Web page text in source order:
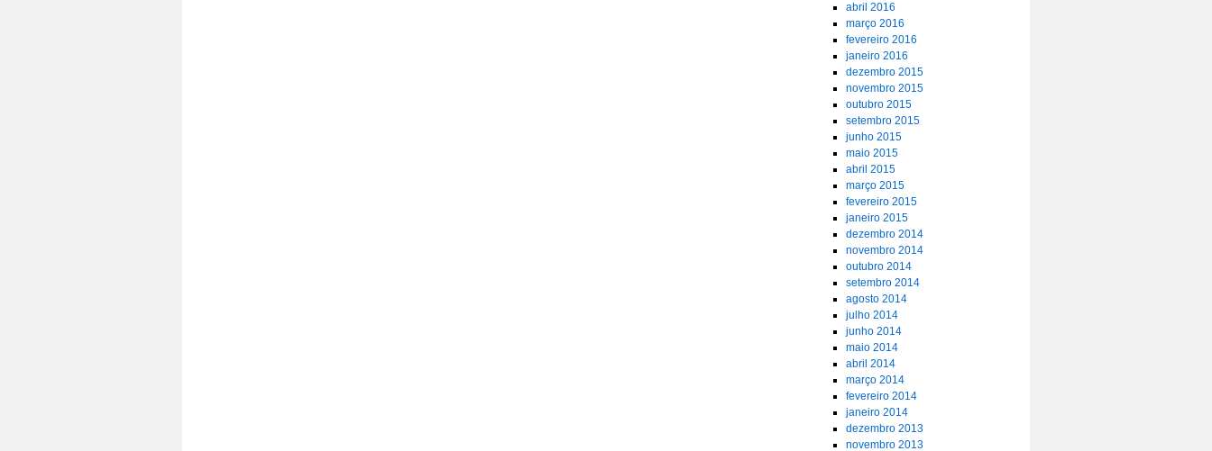
abril 2016
março 2016
fevereiro 2016
janeiro 2016
dezembro 2015
novembro 2015
outubro 2015
setembro 2015
junho 2015
maio 2015
abril 2015
março 2015
fevereiro 2015
janeiro 2015
dezembro 2014
novembro 2014
outubro 2014
setembro 2014
agosto 2014
julho 2014
junho 2014
maio 2014
abril 2014
março 2014
fevereiro 2014
janeiro 2014
dezembro 2013
novembro 2013